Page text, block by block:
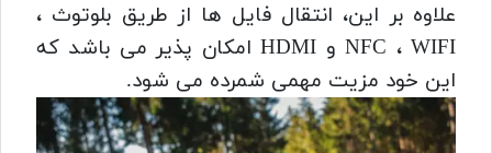
علاوه بر این، انتقال فایل ها از طریق بلوتوث ،
NFC ، WIFI و HDMI امکان پذیر می باشد که
این خود مزیت مهمی شمرده می شود.